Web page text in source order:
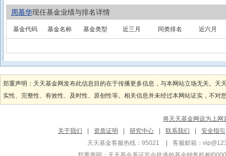
周慕华现任基金业绩与排名详情
基金代码 基金名称 基金类型 近三月 同类排名 近六月
郑重声明：天天基金网发布此信息目的在于传播更多信息，与本网站立场无关。
实性、完整性、有效性、及时性、原创性等。相关信息并未经过本网站证实，不
将天天基金网设为上网
关于我们
资质证明 研究中心 联系我们
安全指引
天天基金客服热线：95021
客服邮箱：